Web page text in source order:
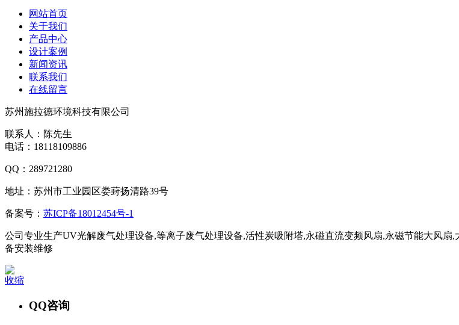
网站首页
关于我们
产品中心
设计案例
新闻资讯
联系我们
在线留言
苏州施拉德环境科技有限公司
联系人：陈先生
电话：18118109886
QQ：289721280
地址：苏州市工业园区娄葑扬清路39号
备案号： 苏ICP备18012454号-1
公司专业生产UV光解废气处理设备,等离子废气处理设备,活性炭吸附塔,永磁直流变频风扇,永磁节能大风
备安装维修
收缩
QQ咨询